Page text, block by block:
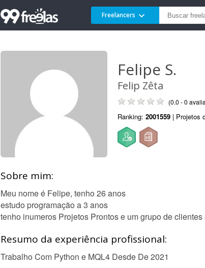
Freelancers
Felipe S.
Felip Zêta
(0.0 - 0
Ranking: 2001559 | Projetos
Sobre mim:
Meu nome é Felipe, tenho 26 anos
estudo programação a 3 anos
tenho inumeros Projetos Prontos e um grupo de
Resumo da experiência profissional:
Trabalho Com Python e MQL4 Desde De 2021